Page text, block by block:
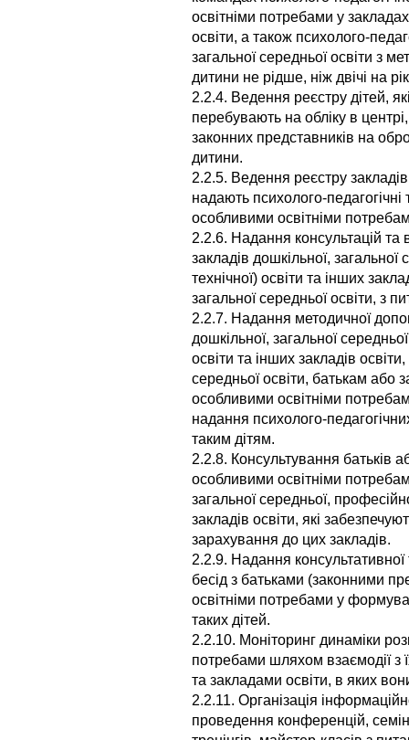
освітніми потребами у
освіти, а також психолого-
загальної середньої освіти з
дитини не рідше, ніж двічі на
2.2.4. Ведення реєстру дітей,
перебувають на обліку в
законних представників на
дитини.
2.2.5. Ведення реєстру
надають психолого-педагогічні
особливими освітніми
2.2.6. Надання консультацій та
закладів дошкільної,
технічної) освіти та інших
загальної середньої освіти, з
2.2.7. Надання методичної
дошкільної, загальної
освіти та інших закладів
середньої освіти, батькам або
особливими освітніми
надання психолого-
таким дітям.
2.2.8. Консультування батьків
особливими освітніми
загальної середньої,
закладів освіти, які
зарахування до цих закладів.
2.2.9. Надання
бесід з батьками (законними
освітніми потребами у
таких дітей.
2.2.10. Моніторинг динаміки
потребами шляхом взаємодії з
та закладами освіти, в яких
2.2.11. Організація
проведення конференцій,